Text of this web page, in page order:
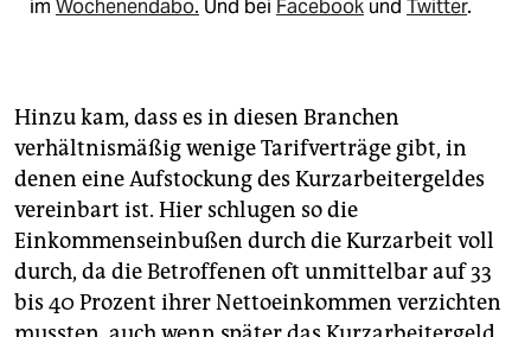
im Wochenendabo. Und bei Facebook und Twitter.
Hinzu kam, dass es in diesen Branchen
verhältnismäßig wenige Tarifverträge gibt, in
denen eine Aufstockung des Kurzarbeitergeldes
vereinbart ist. Hier schlugen so die
Einkommenseinbußen durch die Kurzarbeit voll
durch, da die Betroffenen oft unmittelbar auf 33
bis 40 Prozent ihrer Nettoeinkommen verzichten